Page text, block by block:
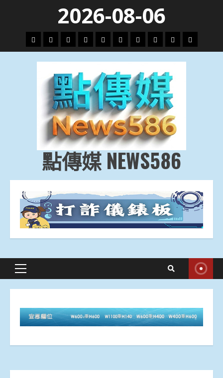
content
2026-08-06
頭
條
財
經
地
方.
會
文
教.
技
專
題
娛
樂
劇
政
治
國
際
運
動
生
活
點傳媒 NEWS586
Primary